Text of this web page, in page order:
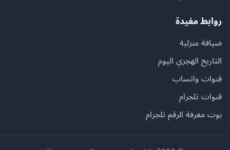
روابط مفيدة
ضيافة منزلية
التاريخ الهجري اليوم
قنوات واتساب
قنوات تلجرام
بوت معرفة الرقم تلجرام